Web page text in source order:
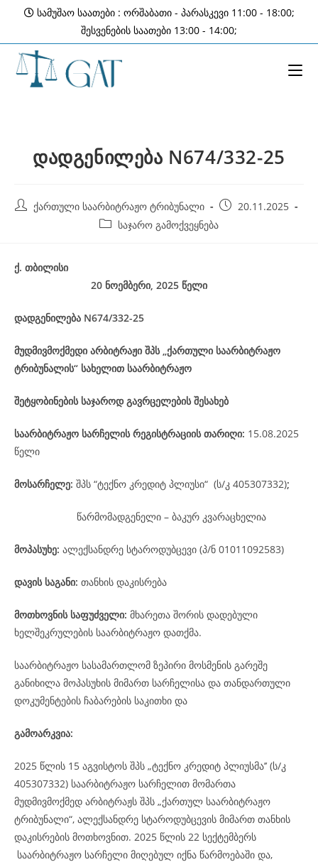
content
სამუშაო საათები : ორშაბათი - პარასკევი 11:00 - 18:00;
შესვენების საათები 13:00 - 14:00;
დადგენილება N674/332-25
Post ქართული საარბიტრაჟო ტრიბუნალი
Post 20.11.2025
Post საჯარო გამოქვეყნება
ქ. თბილისი
20 ნოემბერი, 2025 წელი
დადგენილება N674/332-25
მუდმივმოქმედი არბიტრაჟი შპს „ქართული საარბიტრაჟო
ტრიბუნალის“ სახელით საარბიტრაჟო
შეტყობინების საჯაროდ გავრცელების შესახებ
საარბიტრაჟო სარჩელის რეგისტრაციის თარიღი: 15.08.2025
წელი
მოსარჩელე: შპს “ტექნო კრედიტ პლიუსი“ (ს/კ 405307332);
წარმომადგენელი – ბაკურ კვარაცხელია
მოპასუხე: ალექსანდრე სტაროდუბცევი (პ/ნ 01011092583)
დავის საგანი: თანხის დაკისრება
მოთხოვნის საფუძველი: მხარეთა შორის დადებული
ხელშეკრულების საარბიტრაჟო დათქმა.
საარბიტრაჟო სასამართლომ ზეპირი მოსმენის გარეშე
განიხილა მოპასუხის მიმართ სარჩელისა და თანდართული
დოკუმენტების ჩაბარების საკითხი და
გამოარკვია:
2025 წლის 15 აგვისტოს შპს „ტექნო კრედიტ პლიუსმა’’ (ს/კ
405307332) საარბიტრაჟო სარჩელით მომართა
მუდმივმოქმედ არბიტრაჟს შპს „ქართულ საარბიტრაჟო
ტრიბუნალი“, ალექსანდრე სტაროდუბცევის მიმართ თანხის
დაკისრების მოთხოვნით. 2025 წლის 22 სექტემბერს
საარბიტრაჟო სარჩელი მიღებულ იქნა წარმოებაში და,